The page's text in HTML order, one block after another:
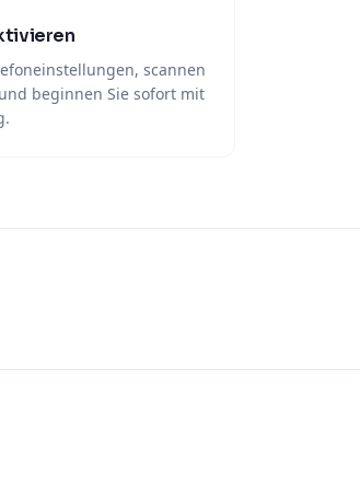
scannen
beginnen Sie sofort mit